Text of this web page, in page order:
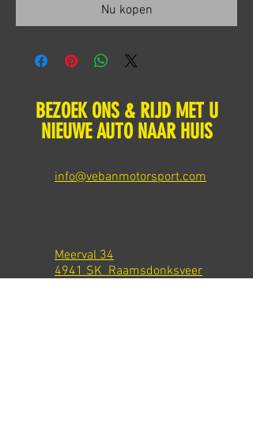
Nu kopen
BEZOEK ONS & RIJD MET U
NIEUWE AUTO NAAR HUIS
info@vebanmotorsport.com
Meerval 34
4941 SK Raamsdonksveer